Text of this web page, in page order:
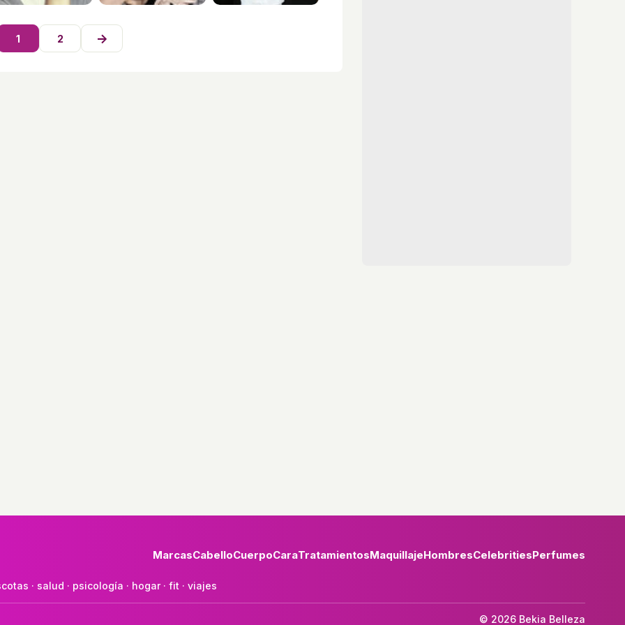
1 2 →
MarcasCabelloCuerpoCaraTratamientosMaquillajeHombresCelebritiesPerfumes
· salud · psicología · hogar· fit · viajes
© 2026 Bekia Belleza